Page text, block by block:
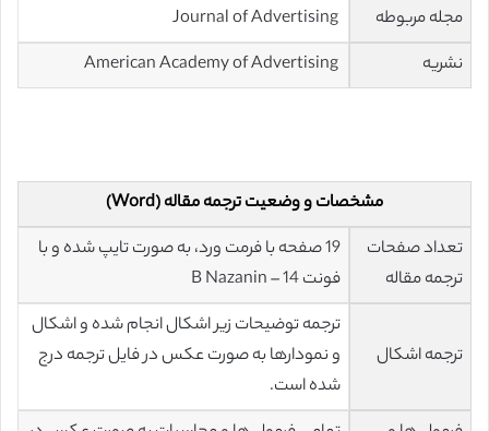
مجله مربوطه
نشریه
مشخصات و وضعیت ترجمه مقاله (Word)
تعداد صفحات
ترجمه مقاله
19 صفحه با فرمت ورد، به صورت تایپ شده و با
فونت 14 – B Nazanin
ترجمه اشکال
ترجمه توضیحات زیر اشکال انجام شده و اشکال
و نمودارها به صورت عکس در فایل ترجمه درج
شده است.